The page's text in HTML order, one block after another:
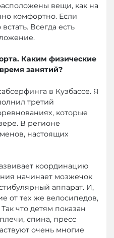
вещи, как на
комфортно. Если
Всегда есть
Каким физические
занятий?
в Кузбассе. Я
третий
которые
В регионе
настоящих
координацию
начинает мозжечок
аппарат. И,
от тех же велосипедов,
что детям показан
спина, пресс
очень многие